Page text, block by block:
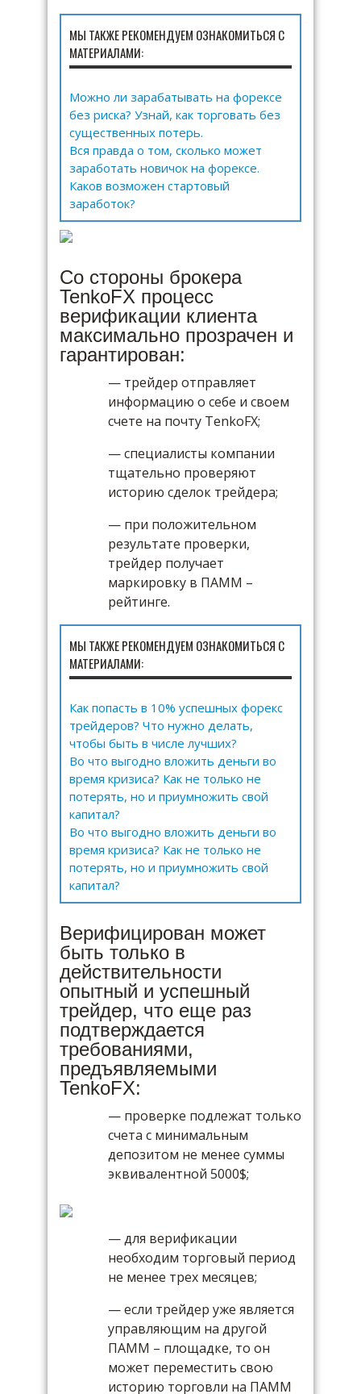
МЫ ТАКЖЕ РЕКОМЕНДУЕМ ОЗНАКОМИТЬСЯ С
МАТЕРИАЛАМИ:
Можно ли зарабатывать на форексе
без риска? Узнай, как торговать без
существенных потерь.
Вся правда о том, сколько может
заработать новичок на форексе.
Каков возможен стартовый
заработок?
Со стороны брокера
TenkoFX процесс
верификации клиента
максимально прозрачен и
гарантирован:
— трейдер отправляет
информацию о себе и своем
счете на почту TenkoFX;
— специалисты компании
тщательно проверяют
историю сделок трейдера;
— при положительном
результате проверки,
трейдер получает
маркировку в ПАММ –
рейтинге.
МЫ ТАКЖЕ РЕКОМЕНДУЕМ ОЗНАКОМИТЬСЯ С
МАТЕРИАЛАМИ:
Как попасть в 10% успешных форекс
трейдеров? Что нужно делать,
чтобы быть в числе лучших?
Во что выгодно вложить деньги во
время кризиса? Как не только не
потерять, но и приумножить свой
капитал?
Во что выгодно вложить деньги во
время кризиса? Как не только не
потерять, но и приумножить свой
капитал?
Верифицирован может
быть только в
действительности
опытный и успешный
трейдер, что еще раз
подтверждается
требованиями,
предъявляемыми
TenkoFX:
— проверке подлежат только
счета с минимальным
депозитом не менее суммы
эквивалентной 5000$;
— для верификации
необходим торговый период
не менее трех месяцев;
— если трейдер уже является
управляющим на другой
ПАММ – площадке, то он
может переместить свою
историю торговли на ПАММ